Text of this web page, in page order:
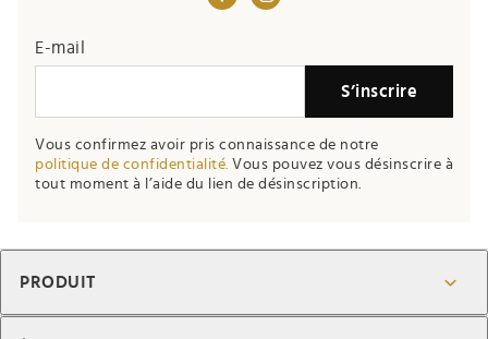
E-mail
S’inscrire
Vous confirmez avoir pris connaissance de notre
politique de confidentialité. Vous pouvez vous désinscrire à
tout moment à l’aide du lien de désinscription.
PRODUIT